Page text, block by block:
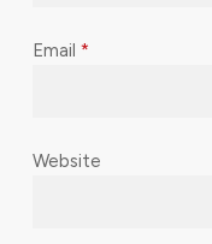
Email *
Website